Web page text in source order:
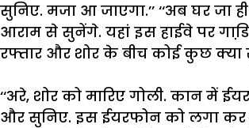
सुनिए. मजा आ जाएगा.’’ ‘‘अब घर जा ही
आराम से सुनेंगे. यहां इस हाईवे पर
रफ्तार और शोर के बीच कोई कुछ क्या
‘‘अरे, शोर को मारिए गोली. कान में
और सुनिए. इस ईयरफोन को लगा कर